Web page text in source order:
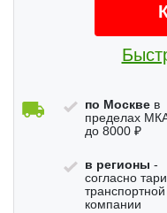
по Москве в
пределах
до 8000 ₽
в регионы -
согласно
транспортной
компании